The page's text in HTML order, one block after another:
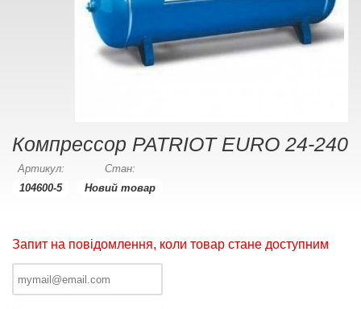
Компрессор PATRIOT EURO 24-240
Артикул:
104600-5
Стан:
Новий товар
Запит на повідомлення, коли товар стане доступним